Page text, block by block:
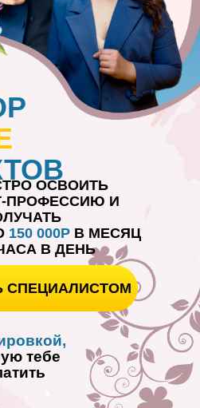
тебе
ОСВОИТЬ
ПРОФЕССИЮ И
150 000Р В МЕСЯЦ
В ДЕНЬ
СПЕЦИАЛИСТОМ